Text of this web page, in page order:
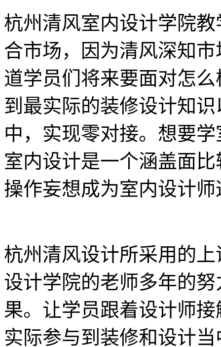
杭州清风室内设计学院
合市场，因为清风深知
道学员们将来要面对怎
到最实际的装修设计知
中，实现零对接。想要
室内设计是一个涵盖面
操作妄想成为室内设计
杭州清风设计所采用的
设计学院的老师多年的
果。让学员跟着设计师
实际参与到装修和设计